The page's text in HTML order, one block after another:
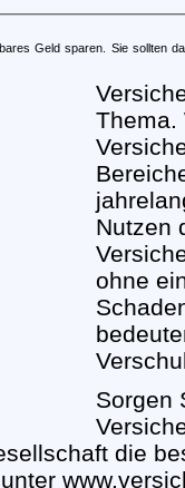
Geld sparen. Sie sollten
Thema.
Nutzen
ohne
Sorgen
die